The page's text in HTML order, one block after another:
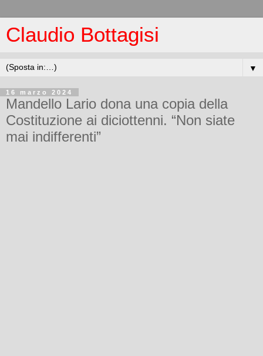
Claudio Bottagisi
▼
16 marzo 2024
Mandello Lario dona una copia della
Costituzione ai diciottenni. “Non siate
mai indifferenti”